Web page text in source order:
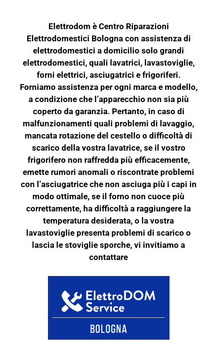
Elettrodom è Centro Riparazioni
Elettrodomestici Bologna con assistenza di
elettrodomestici a domicilio solo grandi
elettrodomestici, quali lavatrici, lavastoviglie,
forni elettrici, asciugatrici e frigoriferi.
Forniamo assistenza per ogni marca e modello,
a condizione che l’apparecchio non sia più
coperto da garanzia. Pertanto, in caso di
malfunzionamenti quali problemi di lavaggio,
mancata rotazione del cestello o difficoltà di
scarico della vostra lavatrice, se il vostro
frigorifero non raffredda più efficacemente,
emette rumori anomali o riscontrate problemi
con l’asciugatrice che non asciuga più i capi in
modo ottimale, se il forno non cuoce più
correttamente, ha difficoltà a raggiungere la
temperatura desiderata, o la vostra
lavastoviglie presenta problemi di scarico o
lascia le stoviglie sporche, vi invitiamo a
contattare